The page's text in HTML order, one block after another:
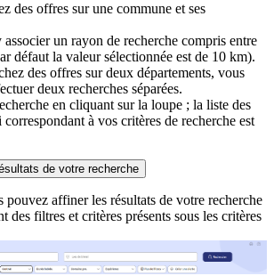
des offres sur une commune et ses
un rayon de recherche compris entre
défaut la valeur sélectionnée est de 10 km).
des offres sur deux départements, vous
deux recherches séparées.
en cliquant sur la loupe ; la liste des
à vos critères de recherche est
de votre recherche
pouvez affiner les résultats de votre recherche
des filtres et critères présents sous les critères